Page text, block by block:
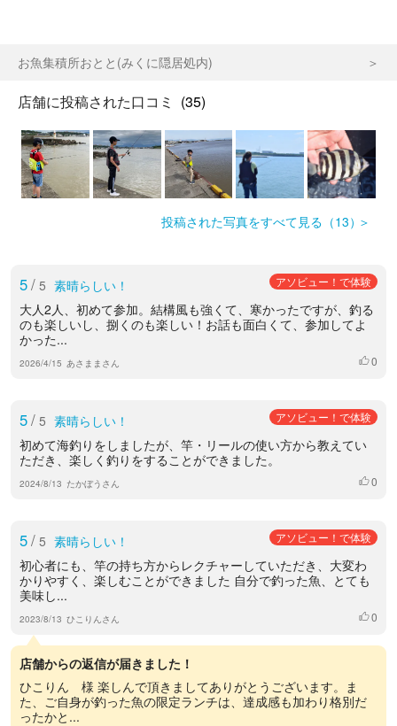
お魚集積所おとと(みくに隠居処内)
店舗に投稿された口コミ (35)
投稿された写真をすべて見る（13）
5/ 5 素晴らしい！ アソビュー！で体験
大人2人、初めて参加。結構風も強くて、寒かったですが、釣る
のも楽しいし、捌くのも楽しい！お話も面白くて、参加してよ
かった...
2026/4/15 あさままさん いいね
0
5/ 5 素晴らしい！ アソビュー！で体験
初めて海釣りをしましたが、竿・リールの使い方から教えてい
ただき、楽しく釣りをすることができました。
2024/8/13 たかぼうさん いいね
0
5/ 5 素晴らしい！ アソビュー！で体験
初心者にも、竿の持ち方からレクチャーしていただき、大変わ
かりやすく、楽しむことができました 自分で釣った魚、とても
美味し...
2023/8/13 ひこりんさん いいね
0
店舗からの返信が届きました！
ひこりん 様 楽しんで頂きましてありがとうございます。ま
た、ご自身が釣った魚の限定ランチは、達成感も加わり格別だ
ったかと...